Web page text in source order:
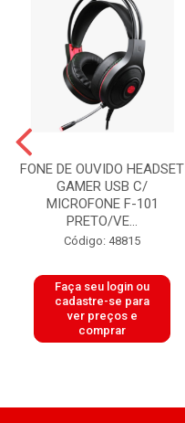
FONE DE OUVIDO HEADSET
GAMER USB C/
MICROFONE F-101
PRETO/VE...
Código: 48815
Faça seu login ou
cadastre-se para
ver preços e
comprar